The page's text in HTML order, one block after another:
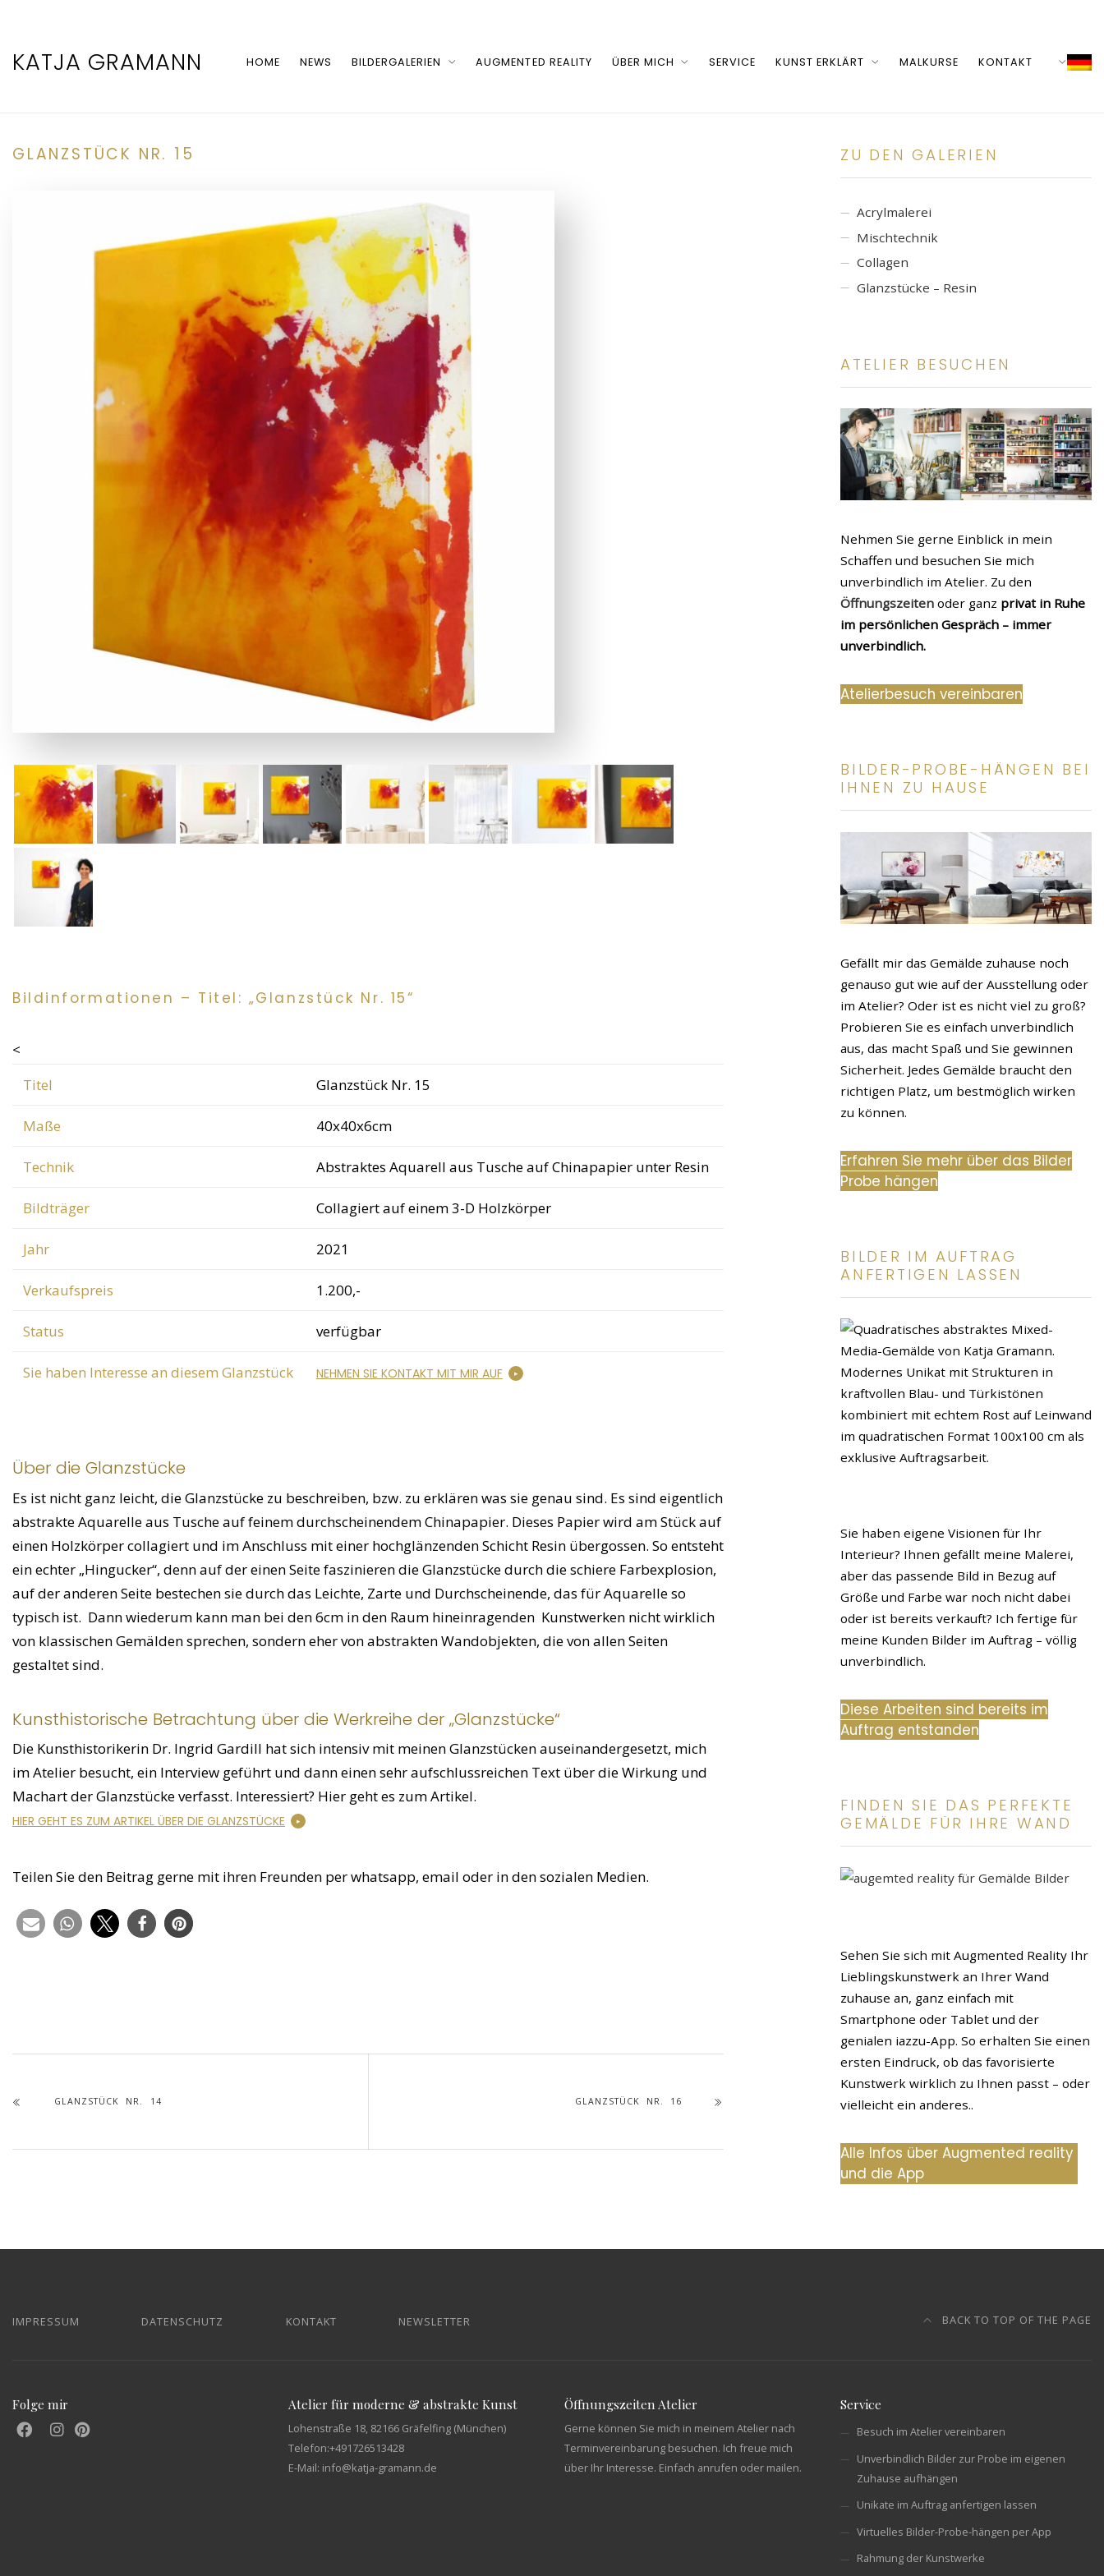
KATJA GRAMANN HOME NEWS BILDERGALERIEN AUGMENTED REALITY ÜBER MICH SERVICE KUNST ERKLÄRT MALKURSE KONTAKT
GLANZSTÜCK NR. 15
Bildinformationen – Titel: „Glanzstück Nr. 15“
<
Titel
Glanzstück Nr. 15
Maße 40x40x6cm
Technik Abstraktes Aquarell aus Tusche auf Chinapapier unter Resin
Bildträger Collagiert auf einem 3-D Holzkörper
Jahr 2021
Verkaufspreis 1.200,-
Status verfügbar
Sie haben Interesse an diesem Glanzstück NEHMEN SIE KONTAKT MIT MIR AUF
Über die Glanzstücke
Es ist nicht ganz leicht, die Glanzstücke zu beschreiben, bzw. zu erklären was sie genau sind. Es sind eigentlich
abstrakte Aquarelle aus Tusche auf feinem durchscheinendem Chinapapier. Dieses Papier wird am Stück auf
einen Holzkörper collagiert und im Anschluss mit einer hochglänzenden Schicht Resin übergossen. So entsteht
ein echter „Hingucker“, denn auf der einen Seite faszinieren die Glanzstücke durch die schiere Farbexplosion,
auf der anderen Seite bestechen sie durch das Leichte, Zarte und Durchscheinende, das für Aquarelle so
typisch ist. Dann wiederum kann man bei den 6cm in den Raum hineinragenden Kunstwerken nicht wirklich
von klassischen Gemälden sprechen, sondern eher von abstrakten Wandobjekten, die von allen Seiten
gestaltet sind.
Kunsthistorische Betrachtung über die Werkreihe der „Glanzstücke“
Die Kunsthistorikerin Dr. Ingrid Gardill hat sich intensiv mit meinen Glanzstücken auseinandergesetzt, mich
im Atelier besucht, ein Interview geführt und dann einen sehr aufschlussreichen Text über die Wirkung und
Machart der Glanzstücke verfasst. Interessiert? Hier geht es zum Artikel.
HIER GEHT ES ZUM ARTIKEL ÜBER DIE GLANZSTÜCKE
Teilen Sie den Beitrag gerne mit ihren Freunden per whatsapp, email oder in den sozialen Medien.
GLANZSTÜCK NR. 14 GLANZSTÜCK NR. 16
ZU DEN GALERIEN
Acrylmalerei
Mischtechnik
Collagen
Glanzstücke – Resin
ATELIER BESUCHEN
Nehmen Sie gerne Einblick in mein
Schaffen und besuchen Sie mich
unverbindlich im Atelier. Zu den
Öffnungszeiten oder ganz privat in Ruhe
im persönlichen Gespräch – immer
unverbindlich.
Atelierbesuch vereinbaren
BILDER-PROBE-HÄNGEN BEI
IHNEN ZU HAUSE
Gefällt mir das Gemälde zuhause noch
genauso gut wie auf der Ausstellung oder
im Atelier? Oder ist es nicht viel zu groß?
Probieren Sie es einfach unverbindlich
aus, das macht Spaß und Sie gewinnen
Sicherheit. Jedes Gemälde braucht den
richtigen Platz, um bestmöglich wirken
zu können.
Erfahren Sie mehr über das Bilder
Probe hängen
BILDER IM AUFTRAG
ANFERTIGEN LASSEN
Sie haben eigene Visionen für Ihr
Interieur? Ihnen gefällt meine Malerei,
aber das passende Bild in Bezug auf
Größe und Farbe war noch nicht dabei
oder ist bereits verkauft? Ich fertige für
meine Kunden Bilder im Auftrag – völlig
unverbindlich.
Diese Arbeiten sind bereits im
Auftrag entstanden
FINDEN SIE DAS PERFEKTE
GEMÄLDE FÜR IHRE WAND
Sehen Sie sich mit Augmented Reality Ihr
Lieblingskunstwerk an Ihrer Wand
zuhause an, ganz einfach mit
Smartphone oder Tablet und der
genialen iazzu-App. So erhalten Sie einen
ersten Eindruck, ob das favorisierte
Kunstwerk wirklich zu Ihnen passt – oder
vielleicht ein anderes..
Alle Infos über Augmented reality
und die App
IMPRESSUM DATENSCHUTZ KONTAKT NEWSLETTER BACK TO TOP OF THE PAGE
Folge mir Atelier für moderne & abstrakte Kunst
Lohenstraße 18, 82166 Gräfelfing (München)
Telefon:+491726513428
E-Mail: info@katja-gramann.de
Öffnungszeiten Atelier
Gerne können Sie mich in meinem Atelier nach
Terminvereinbarung besuchen. Ich freue mich
über Ihr Interesse. Einfach anrufen oder mailen.
Service
Besuch im Atelier vereinbaren
Unverbindlich Bilder zur Probe im eigenen
Zuhause aufhängen
Unikate im Auftrag anfertigen lassen
Virtuelles Bilder-Probe-hängen per App
Rahmung der Kunstwerke